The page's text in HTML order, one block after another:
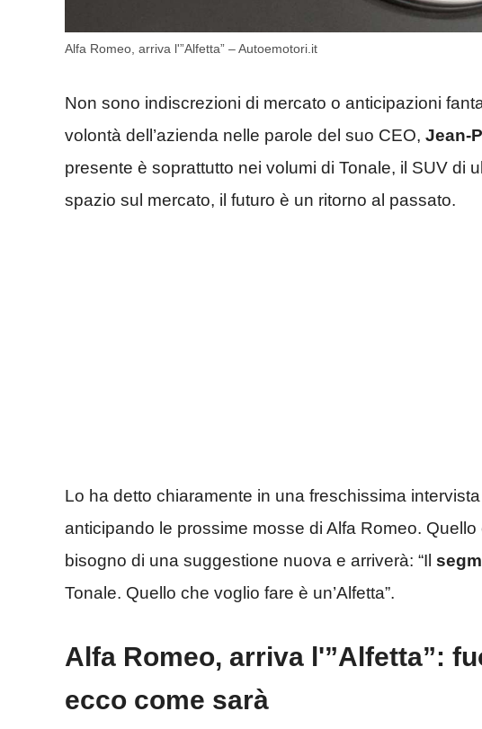
Alfa Romeo, arriva l'”Alfetta” – Autoemotori.it
Non sono indiscrezioni di mercato o anticipazioni
volontà dell’azienda nelle parole del suo CEO, Jean-
presente è soprattutto nei volumi di Tonale, il SUV di
spazio sul mercato, il futuro è un ritorno al passato.
Lo ha detto chiaramente in una freschissima
anticipando le prossime mosse di Alfa Romeo.
bisogno di una suggestione nuova e arriverà: “Il
Tonale. Quello che voglio fare è un’Alfetta”.
Alfa Romeo, arriva l'”Alfetta”:
ecco come sarà